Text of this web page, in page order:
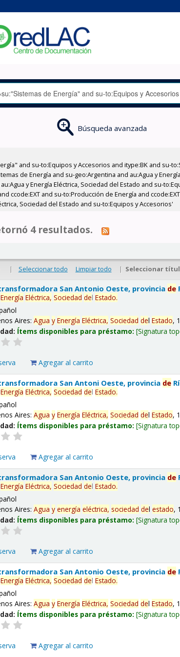
Búsqueda avanzada
and su-to:Equipos y Accesorios and itype:BK and su-
de Energía and su-geo:Argentina and au:Agua y
y Energía Eléctrica, Sociedad del Estado and su-
ccode:EXT and su-to:Producción de Energía and
Sociedad del Estado and su-to:Equipos y Accesorios'
4 resultados.
| Seleccionar todo Limpiar todo | Seleccionar
San Antonio Oeste, provincia de
Energía Eléctrica, Sociedad delEstado.
Aires:Agua y Energía Eléctrica, Sociedad delEstado,
Ítems disponibles para préstamo: Signatura
Agregar al carrito
San Antoni Oeste, provincia de
Energía Eléctrica, Sociedad delEstado.
Aires:Agua y Energía Eléctrica, Sociedad delEstado,
Ítems disponibles para préstamo: Signatura
Agregar al carrito
San Antonio Oeste, provincia de
Energía Eléctrica, Sociedad delEstado.
Aires:Agua y energía eléctrica, sociedad delestado,
Ítems disponibles para préstamo: Signatura
Agregar al carrito
San Antonio Oeste, provincia de
Energía Eléctrica, Sociedad delEstado.
Aires:Agua y Energía Eléctrica, Sociedad delEstado,
Ítems disponibles para préstamo: Signatura
Agregar al carrito